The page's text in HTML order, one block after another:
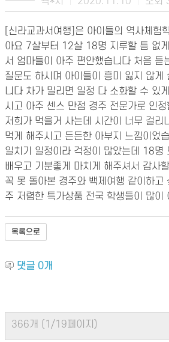
[신라교과서여행]은 아이들의 역사체험
아요 7살부터 12살 18명 지루할 틈 없
서 엄마들이 아주 편안했습니다 처음 듣
질문도 하시며 아이들이 흥미 잃지 않게
니다 차가 밀리면 일정 다 소화할 수 있
시고 아주 센스 만점 경주 전문가로 인
저희가 먹을거 사는데 시간이 너무 걸리
먹게 해주시고 든든한 아부지 느낌이었
일치기 일정이라 걱정이 많았는데 18명
배우고 기분좋게 마치게 해주셔서 감사
꼭 못 돌아본 경주와 백제여행 같이하고
주 저렴한 특가상품 전국 학생들이 많이
목록으로
댓글 0개
366개 (1/19페이지)